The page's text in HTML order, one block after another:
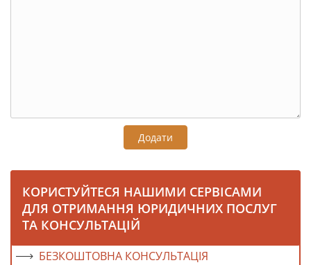
Додати
КОРИСТУЙТЕСЯ НАШИМИ СЕРВІСАМИ
ДЛЯ ОТРИМАННЯ ЮРИДИЧНИХ ПОСЛУГ
ТА КОНСУЛЬТАЦІЙ
БЕЗКОШТОВНА КОНСУЛЬТАЦІЯ